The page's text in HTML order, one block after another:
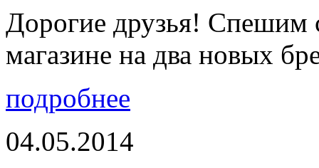
Дорогие друзья! Спешим
магазине на два новых
подробнее
04.05.2014